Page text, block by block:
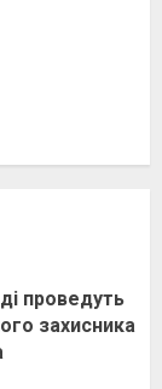
проведуть
захисника